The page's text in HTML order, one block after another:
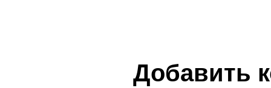
Добавить